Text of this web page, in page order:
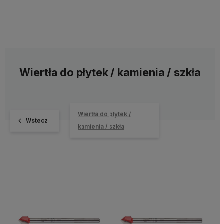
Wiertła do płytek / kamienia / szkła
Wstecz
Wiertła do płytek /
kamienia / szkła